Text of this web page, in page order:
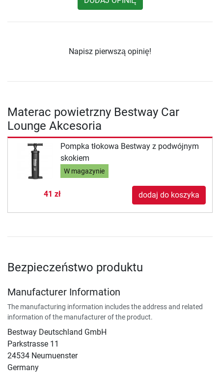
Napisz pierwszą opinię!
Materac powietrzny Bestway Car
Lounge Akcesoria
Pompka tłokowa Bestway z podwójnym
skokiem
W magazynie
41 zł dodaj do koszyka
Bezpieczeństwo produktu
Manufacturer Information
The manufacturing information includes the address and related
information of the manufacturer of the product.
Bestway Deutschland GmbH
Parkstrasse 11
24534 Neumuenster
Germany